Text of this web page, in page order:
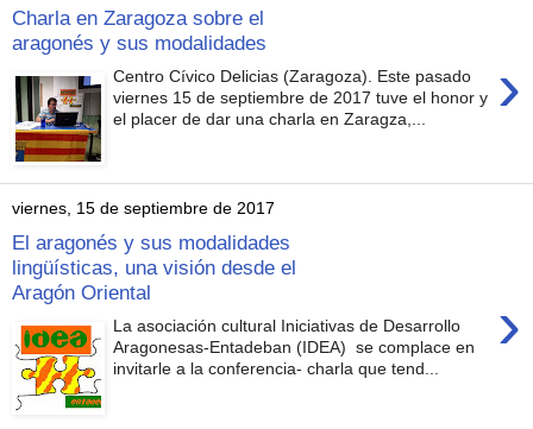
Charla en Zaragoza sobre el
aragonés y sus modalidades
›
Centro Cívico Delicias (Zaragoza). Este pasado
viernes 15 de septiembre de 2017 tuve el honor y
el placer de dar una charla en Zaragza,...
viernes, 15 de septiembre de 2017
El aragonés y sus modalidades
lingüísticas, una visión desde el
Aragón Oriental
›
La asociación cultural Iniciativas de Desarrollo
Aragonesas-Entadeban (IDEA) se complace en
invitarle a la conferencia- charla que tend...